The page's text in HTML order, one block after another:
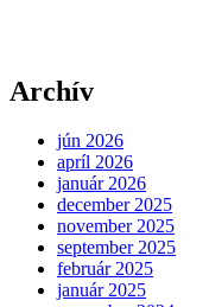
Archív
jún 2026
apríl 2026
január 2026
december 2025
november 2025
september 2025
február 2025
január 2025